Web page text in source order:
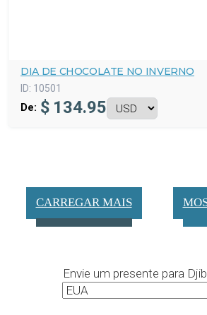
DIA DE CHOCOLATE NO INVERNO
ID: 10501
De: $ 134.95
CARREGAR MAIS
Envie um presente para